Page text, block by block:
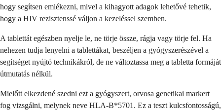
hogy segítsen emlékezni, mivel a kihagyott adagok lehetővé tehetik,
hogy a HIV rezisztenssé váljon a kezeléssel szemben.
A tablettát egészben nyelje le, ne törje össze, rágja vagy törje fel. Ha
nehezen tudja lenyelni a tablettákat, beszéljen a gyógyszerészével a
segítséget nyújtó technikákról, de ne változtassa meg a tabletta formáját
útmutatás nélkül.
Mielőtt elkezdené szedni ezt a gyógyszert, orvosa genetikai markert
fog vizsgálni, melynek neve HLA-B*5701. Ez a teszt kulcsfontosságú,